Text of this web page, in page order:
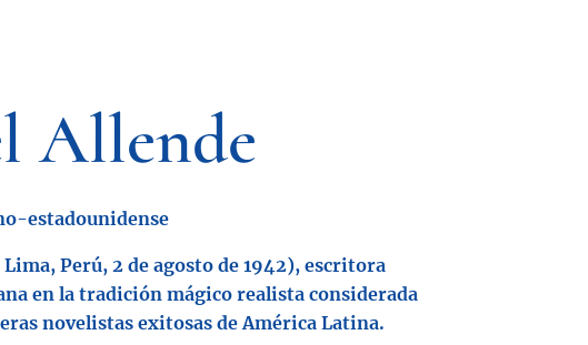
Allende
estadounidense
Perú, 2 de agosto de 1942), escritora
en la tradición mágico realista considerada
novelistas exitosas de América Latina.